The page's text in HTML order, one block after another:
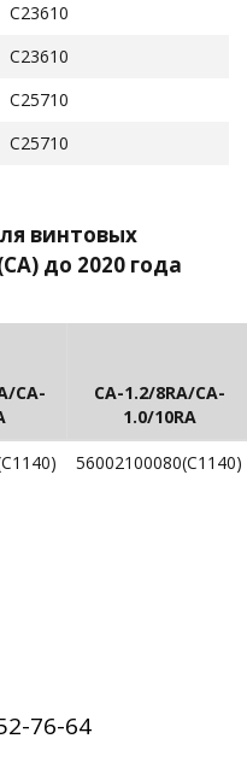
C23610
C23610
C25710
C25710
винтовых
до 2020 года
CA-
CA-1.2/8RA/CA-
1.0/10RA
56002100080(C1140)
76-64